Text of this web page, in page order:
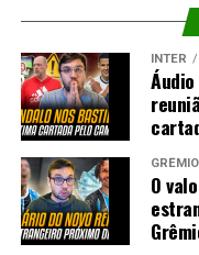
INTER
GRÊMIO
O